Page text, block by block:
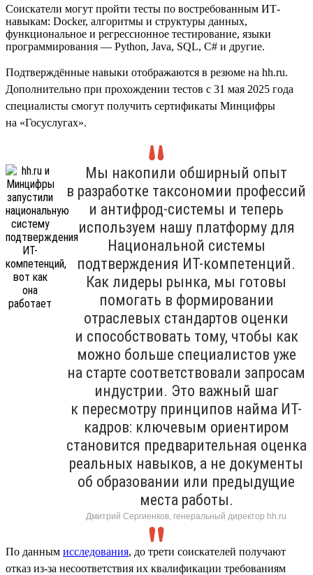
Соискатели могут пройти тесты по востребованным ИТ-
навыкам: Docker, алгоритмы и структуры данных,
функциональное и регрессионное тестирование, языки
программирования — Python, Java, SQL, C# и другие.
Подтверждённые навыки отображаются в резюме на hh.ru.
Дополнительно при прохождении тестов с 31 мая 2025 года
специалисты смогут получить сертификаты Минцифры
на «Госуслугах».
Мы накопили обширный опыт
в разработке таксономии профессий
и антифрод-системы и теперь
используем нашу платформу для
Национальной системы
подтверждения ИТ-компетенций.
Как лидеры рынка, мы готовы
помогать в формировании
отраслевых стандартов оценки
и способствовать тому, чтобы как
можно больше специалистов уже
на старте соответствовали запросам
индустрии. Это важный шаг
к пересмотру принципов найма ИТ-
кадров: ключевым ориентиром
становится предварительная оценка
реальных навыков, а не документы
об образовании или предыдущие
места работы.
Дмитрий Сергиенков, генеральный директор hh.ru
По данным исследования, до трети соискателей получают
отказ из-за несоответствия их квалификации требованиям